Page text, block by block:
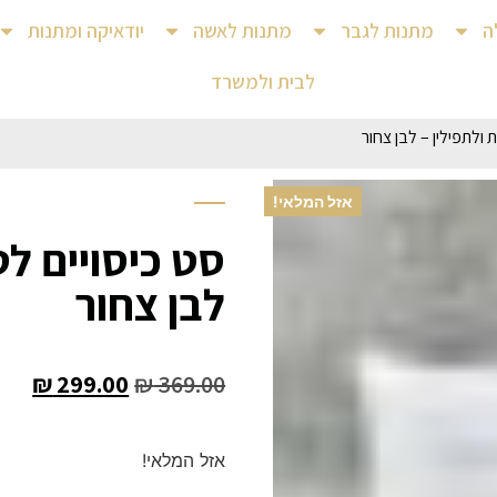
מתנות לגבר מתנות לאשה יודאיקה ומתנות
לבית ולמשרד
ולתפילין – לבן צחור
אזל המלאי!
סט כיסויים
לבן צחור
₪369.00
₪299.00
אזל המלאי!